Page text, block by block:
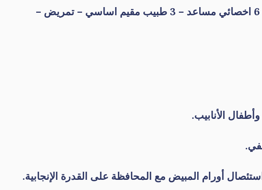
( 1 استشاري – 1 استشاري مساعد – 5 زميل – 4 زميل مساعد – 4 استشاري علاجي -6 أخصائي – 6 اخصائي مساعد – 3 طبيب مقيم اساسي – تمريض –
الأنابيب.
أورام المبيض مع المحافظة على القدرة الإنجابية.